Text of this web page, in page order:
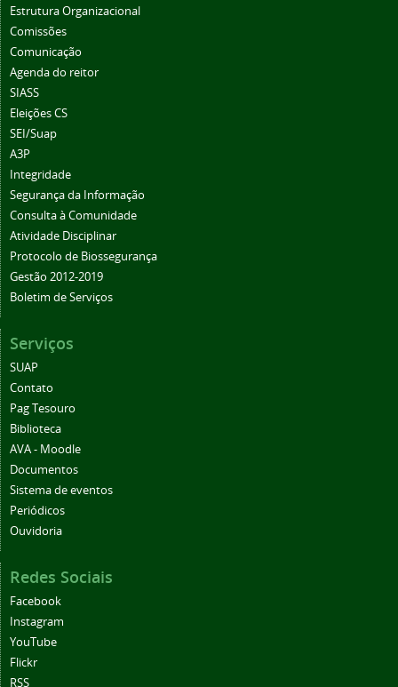
Estrutura Organizacional
Comissões
Comunicação
Agenda do reitor
SIASS
Eleições CS
SEI/Suap
A3P
Integridade
Segurança da Informação
Consulta à Comunidade
Atividade Disciplinar
Protocolo de Biossegurança
Gestão 2012-2019
Boletim de Serviços
Serviços
SUAP
Contato
Pag Tesouro
Biblioteca
AVA - Moodle
Documentos
Sistema de eventos
Periódicos
Ouvidoria
Redes Sociais
Facebook
Instagram
YouTube
Flickr
RSS